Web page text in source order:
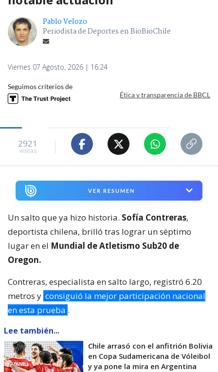
Pablo Velozo
Periodista de Deportes en BioBioChile
Viernes 07 Agosto, 2026 | 16:24
Seguimos criterios de
Ética y transparencia de BBCL
2921
visitas
VER RESUMEN
Un salto que ya hizo historia. Sofía Contreras,
deportista chilena, brilló tras lograr un séptimo
lugar en el Mundial de Atletismo Sub20 de
Oregon.
Contreras, especialista en salto largo, registró 6.20
metros y consiguió la mejor participación nacional
en esta prueba .
Lee también...
Chile arrasó con el anfitrión Bolivia
en Copa Sudamericana de Vóleibol
y ya pone la mira en Argentina